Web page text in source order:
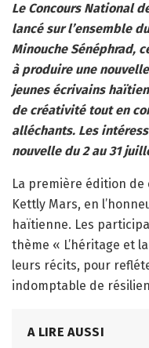
Le Concours National
lancé sur l’ensemble
Minouche Sénéphrad,
à produire une
jeunes écrivains
de créativité tout en
alléchants. Les
nouvelle du 2 au 31
La première édition de
Kettly Mars, en
haïtienne. Les
thème « L’héritage et
leurs récits, pour
indomptable de
A LIRE AUSSI